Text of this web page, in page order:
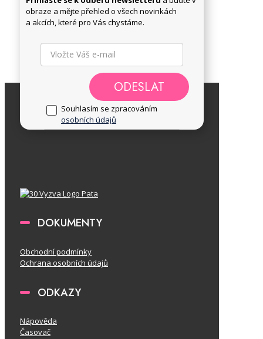
obraze a mějte přehled o všech novinkách
a akcích, které pro Vás chystáme.
ODESLAT
Souhlasím se zpracováním
osobních údajů
DOKUMENTY
Obchodní podmínky
Ochrana osobních údajů
ODKAZY
Nápověda
Časovač